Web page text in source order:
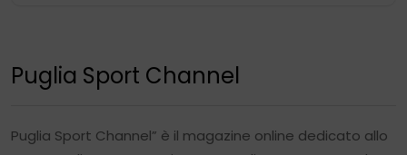
Puglia Sport Channel
Puglia Sport Channel” è il magazine online dedicato allo